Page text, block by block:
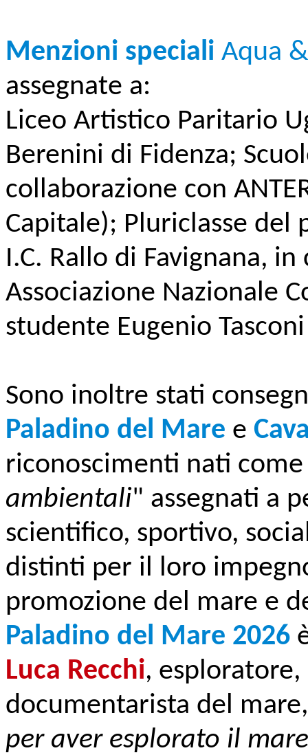
Menzioni speciali Aqua
assegnate a:
Liceo Artistico Paritario
Berenini di Fidenza;
collaborazione con
Capitale); Pluriclasse del
I.C. Rallo di Favignana,
Associazione Nazionale
studente Eugenio
Sono inoltre stati
Paladino del Mare e
riconoscimenti nati
ambientali" assegnati a
scientifico, sportivo,
distinti per il loro
promozione del mare e
Paladino del Mare 2026
Luca Recchi,
documentarista del
per aver esplorato il